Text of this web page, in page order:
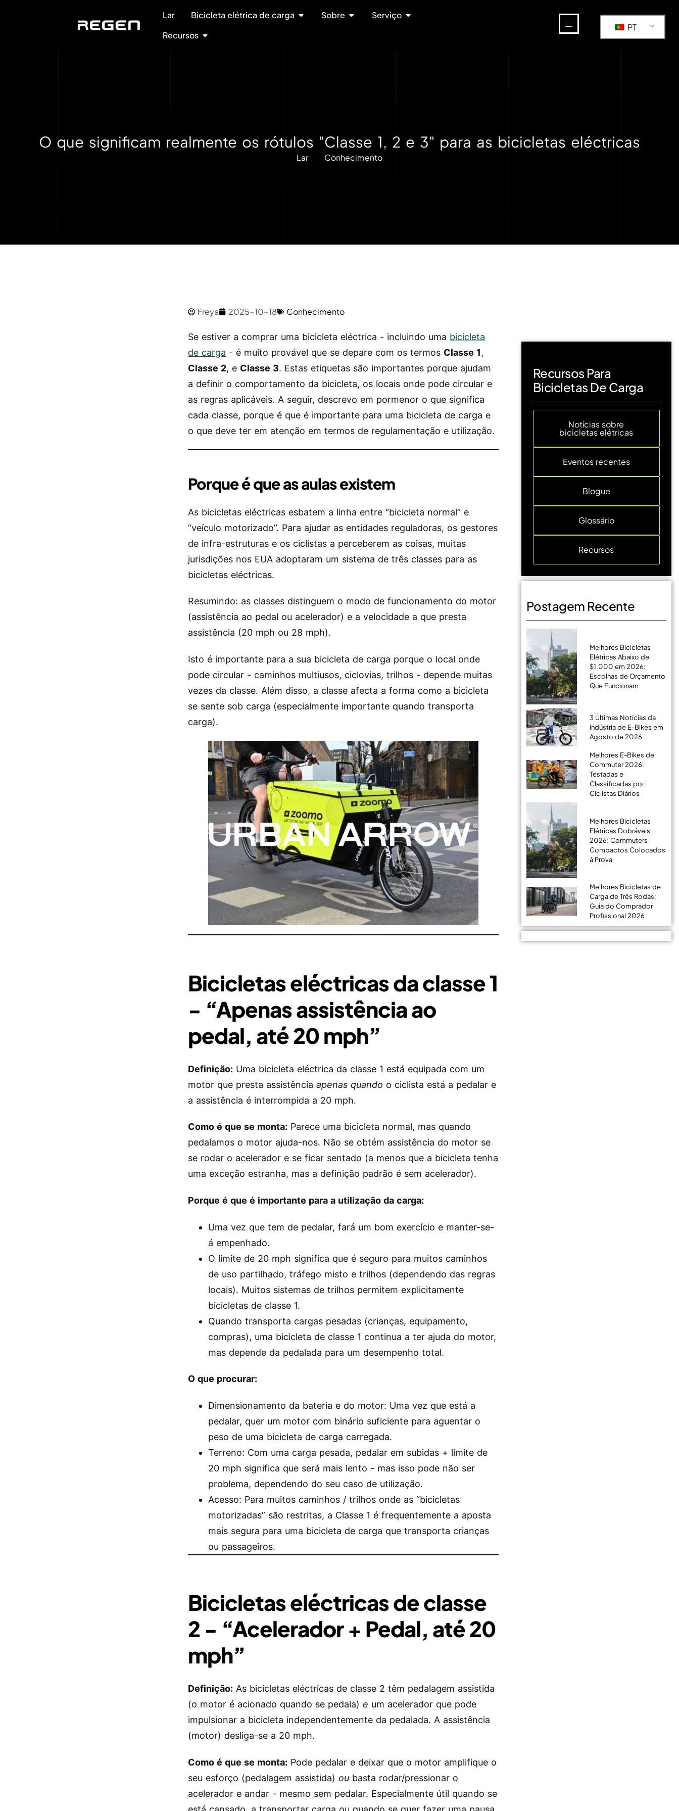
Lar Bicicleta elétrica de carga Sobre
Serviço
Recursos
PT
O que significam realmente os rótulos "Classe 1, 2 e 3" para as bicicletas eléctricas
Lar Conhecimento
Freya 2025-10-18 Conhecimento
Se estiver a comprar uma bicicleta eléctrica - incluindo uma bicicleta
de carga - é muito provável que se depare com os termos Classe 1,
Classe 2, e Classe 3. Estas etiquetas são importantes porque ajudam
a definir o comportamento da bicicleta, os locais onde pode circular e
as regras aplicáveis. A seguir, descrevo em pormenor o que significa
cada classe, porque é que é importante para uma bicicleta de carga e
o que deve ter em atenção em termos de regulamentação e utilização.
Porque é que as aulas existem
As bicicletas eléctricas esbatem a linha entre “bicicleta normal” e
“veículo motorizado”. Para ajudar as entidades reguladoras, os gestores
de infra-estruturas e os ciclistas a perceberem as coisas, muitas
jurisdições nos EUA adoptaram um sistema de três classes para as
bicicletas eléctricas.
Resumindo: as classes distinguem o modo de funcionamento do motor
(assistência ao pedal ou acelerador) e a velocidade a que presta
assistência (20 mph ou 28 mph).
Isto é importante para a sua bicicleta de carga porque o local onde
pode circular - caminhos multiusos, ciclovias, trilhos - depende muitas
vezes da classe. Além disso, a classe afecta a forma como a bicicleta
se sente sob carga (especialmente importante quando transporta
carga).
Bicicletas eléctricas da classe 1
- “Apenas assistência ao
pedal, até 20 mph”
Definição: Uma bicicleta eléctrica da classe 1 está equipada com um
motor que presta assistênciaapenas quando o ciclista está a pedalar e
a assistência é interrompida a 20 mph.
Como é que se monta: Parece uma bicicleta normal, mas quando
pedalamos o motor ajuda-nos. Não se obtém assistência do motor se
se rodar o acelerador e se ficar sentado (a menos que a bicicleta tenha
uma exceção estranha, mas a definição padrão é sem acelerador).
Porque é que é importante para a utilização da carga:
Uma vez que tem de pedalar, fará um bom exercício e manter-se-
á empenhado.
O limite de 20 mph significa que é seguro para muitos caminhos
de uso partilhado, tráfego misto e trilhos (dependendo das regras
locais). Muitos sistemas de trilhos permitem explicitamente
bicicletas de classe 1.
Quando transporta cargas pesadas (crianças, equipamento,
compras), uma bicicleta de classe 1 continua a ter ajuda do motor,
mas depende da pedalada para um desempenho total.
O que procurar:
Dimensionamento da bateria e do motor: Uma vez que está a
pedalar, quer um motor com binário suficiente para aguentar o
peso de uma bicicleta de carga carregada.
Terreno: Com uma carga pesada, pedalar em subidas + limite de
20 mph significa que será mais lento - mas isso pode não ser
problema, dependendo do seu caso de utilização.
Acesso: Para muitos caminhos / trilhos onde as “bicicletas
motorizadas” são restritas, a Classe 1 é frequentemente a aposta
mais segura para uma bicicleta de carga que transporta crianças
ou passageiros.
Bicicletas eléctricas de classe
2 - “Acelerador + Pedal, até 20
mph”
Definição: As bicicletas eléctricas de classe 2 têm pedalagem assistida
(o motor é acionado quando se pedala)e um acelerador que pode
impulsionar a bicicleta independentemente da pedalada. A assistência
(motor) desliga-se a 20 mph.
Como é que se monta: Pode pedalar e deixar que o motor amplifique o
seu esforço (pedalagem assistida) ou basta rodar/pressionar o
acelerador e andar - mesmo sem pedalar. Especialmente útil quando se
Recursos Para
Bicicletas De Carga
Notícias sobre
bicicletas elétricas
Eventos recentes
Blogue
Glossário
Recursos
Postagem Recente
Melhores Bicicletas
Elétricas Abaixo de
$1.000 em 2026:
Escolhas de Orçamento
Que Funcionam
3 Últimas Notícias da
Indústria de E-Bikes em
Agosto de 2026
Melhores E-Bikes de
Commuter 2026:
Testadas e
Classificadas por
Ciclistas Diários
Melhores Bicicletas
Elétricas Dobráveis
2026: Commuters
Compactos Colocados
à Prova
Melhores Bicicletas de
Carga de Três Rodas:
Guia do Comprador
Profissional 2026